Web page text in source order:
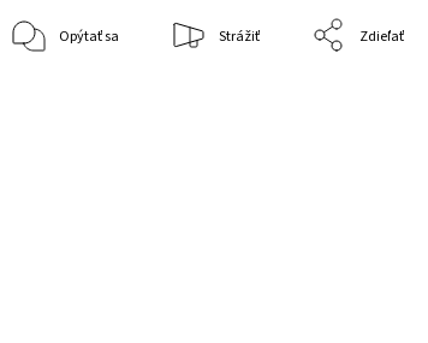
Opýtať sa Strážiť Zdieľať